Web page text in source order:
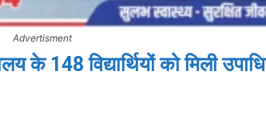
Advertisment
के 148 विद्यार्थियों को मिली उपाधि